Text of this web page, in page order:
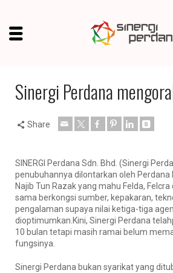
Sinergi Perdana
Share
SINERGI Perdana Sdn. Bhd. (Sinergi
penubuhannya dilontarkan oleh Perdana
Najib Tun Razak yang mahu Felda,
sama berkongsi sumber, kepakaran,
pengalaman supaya nilai ketiga-tiga
dioptimumkan.Kini, Sinergi Perdana
10 bulan tetapi masih ramai belum
fungsinya.
Sinergi Perdana bukan syarikat yang